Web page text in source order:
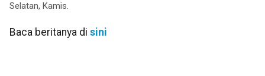
Selatan, Kamis.
Baca beritanya di sini